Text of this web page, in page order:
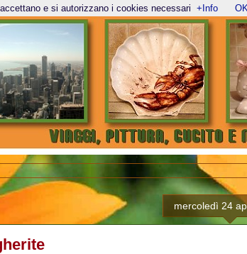
mercoledì 24
e si autorizzano i cookies necessari +Info